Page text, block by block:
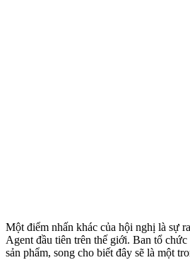
Một điểm nhấn khác của hội nghị là sự
Agent đầu tiên trên thế giới. Ban tổ
sản phẩm, song cho biết đây sẽ là một